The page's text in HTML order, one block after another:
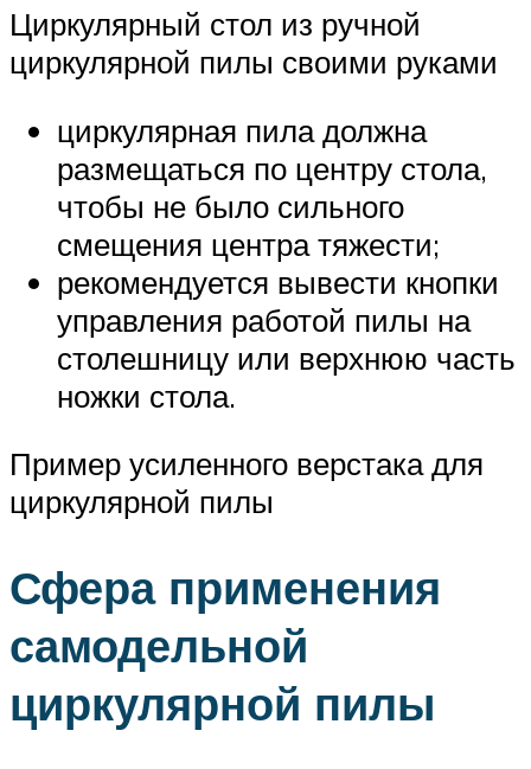
Циркулярный стол из ручной
циркулярной пилы своими руками
циркулярная пила должна
размещаться по центру стола,
чтобы не было сильного
смещения центра тяжести;
рекомендуется вывести кнопки
управления работой пилы на
столешницу или верхнюю часть
ножки стола.
Пример усиленного верстака для
циркулярной пилы
Сфера применения
самодельной
циркулярной пилы